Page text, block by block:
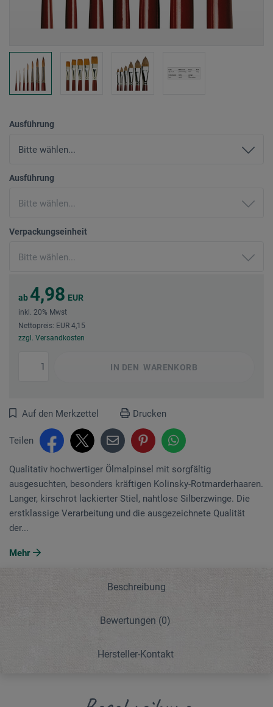
Ausführung
Ausführung
Verpackungseinheit
ab 4,98 EUR
inkl. 20% Mwst
Nettopreis: EUR 4,15
zzgl. Versandkosten
IN DEN WARENKORB
Auf den Merkzettel Drucken
Teilen
Qualitativ hochwertiger Ölmalpinsel mit sorgfältig
ausgesuchten, besonders kräftigen Kolinsky-Rotmarderhaaren.
Langer, kirschrot lackierter Stiel, nahtlose Silberzwinge. Die
erstklassige Verarbeitung und die ausgezeichnete Qualität
der...
Mehr
Beschreibung
Bewertungen (0)
Hersteller-Kontakt